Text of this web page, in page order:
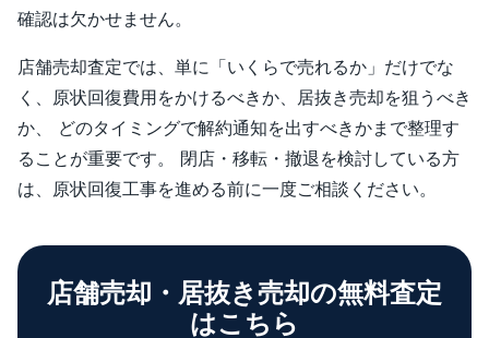
確認は欠かせません。
店舗売却査定では、単に「いくらで売れるか」だけでな
く、原状回復費用をかけるべきか、居抜き売却を狙うべき
か、 どのタイミングで解約通知を出すべきかまで整理す
ることが重要です。 閉店・移転・撤退を検討している方
は、原状回復工事を進める前に一度ご相談ください。
店舗売却・居抜き売却の無料査定
はこちら